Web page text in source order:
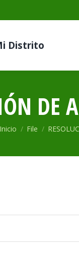
Distrito
DE
Estás aquí:
Inicio File